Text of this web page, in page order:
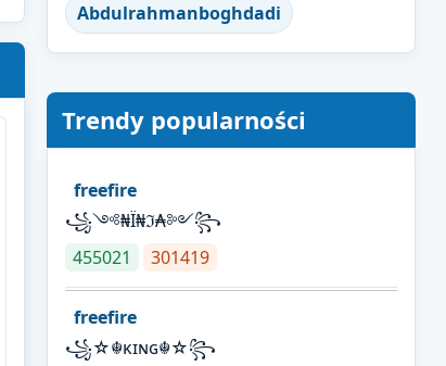
Abdulrahmanboghdadi
Trendy popularności
freefire
꧁༺₦Ї₦ℑ₳༻꧂
455021
301419
freefire
꧁☆☬κɪɴɢ☬☆꧂